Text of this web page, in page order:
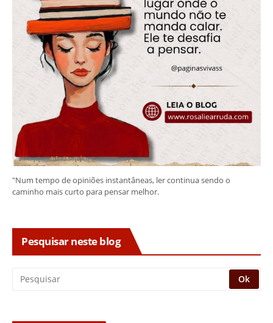
"Num tempo de opiniões instantâneas, ler continua sendo o
caminho mais curto para pensar melhor.
Pesquisar neste blog